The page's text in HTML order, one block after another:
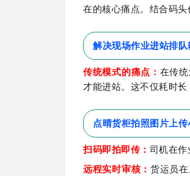
在的核心痛点。结合码
解决现场作业进站排
传统模式的痛点： 在传
才能进站。这不仅耗时
点晴货柜拍照图片上传
扫码即拍即传： 司机在作
远程实时审核： 货运员